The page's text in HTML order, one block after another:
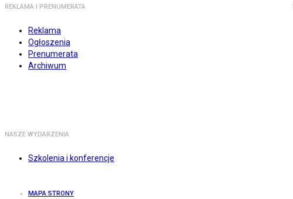
REKLAMA I PRENUMERATA
Reklama
Ogłoszenia
Prenumerata
Archiwum
NASZE WYDARZENIA
Szkolenia i konferencje
MAPA STRONY